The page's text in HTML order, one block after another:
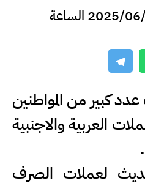
مدار الساعة ـ نشر في 2025/06/11 الساعة
كبير من المواطنين
العربية والاجنبية
لعملات الصرف